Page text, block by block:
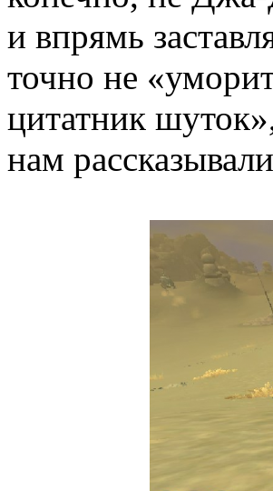
и впрямь
точно не
цитатник
нам